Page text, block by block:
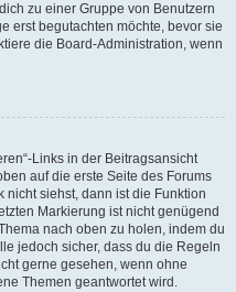
zu einer Gruppe von Benutzern
erst begutachten möchte, bevor sie
die Board-Administration, wenn
Links in der Beitragsansicht
auf die erste Seite des Forums
nicht siehst, dann ist die Funktion
Markierung ist nicht genügend
nach oben zu holen, indem du
jedoch sicher, dass du die Regeln
gerne gesehen, wenn ohne
Themen geantwortet wird.